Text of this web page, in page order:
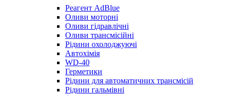
Реагент AdBlue
Оливи моторні
Оливи гідравлічні
Оливи трансмісійні
Рідини охолоджуючі
Автохімія
WD-40
Герметики
Рідини для автоматичних трансмісій
Рідини гальмівні